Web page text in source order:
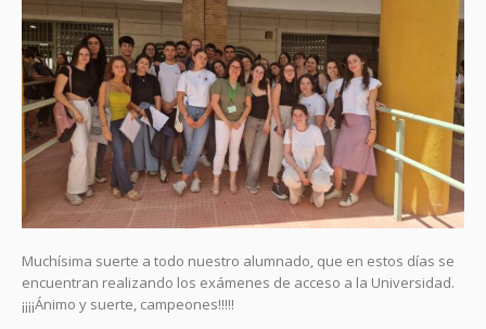
Muchísima suerte a todo nuestro alumnado, que en estos días se
encuentran realizando los exámenes de acceso a la Universidad.
¡¡¡¡Ánimo y suerte, campeones!!!!!